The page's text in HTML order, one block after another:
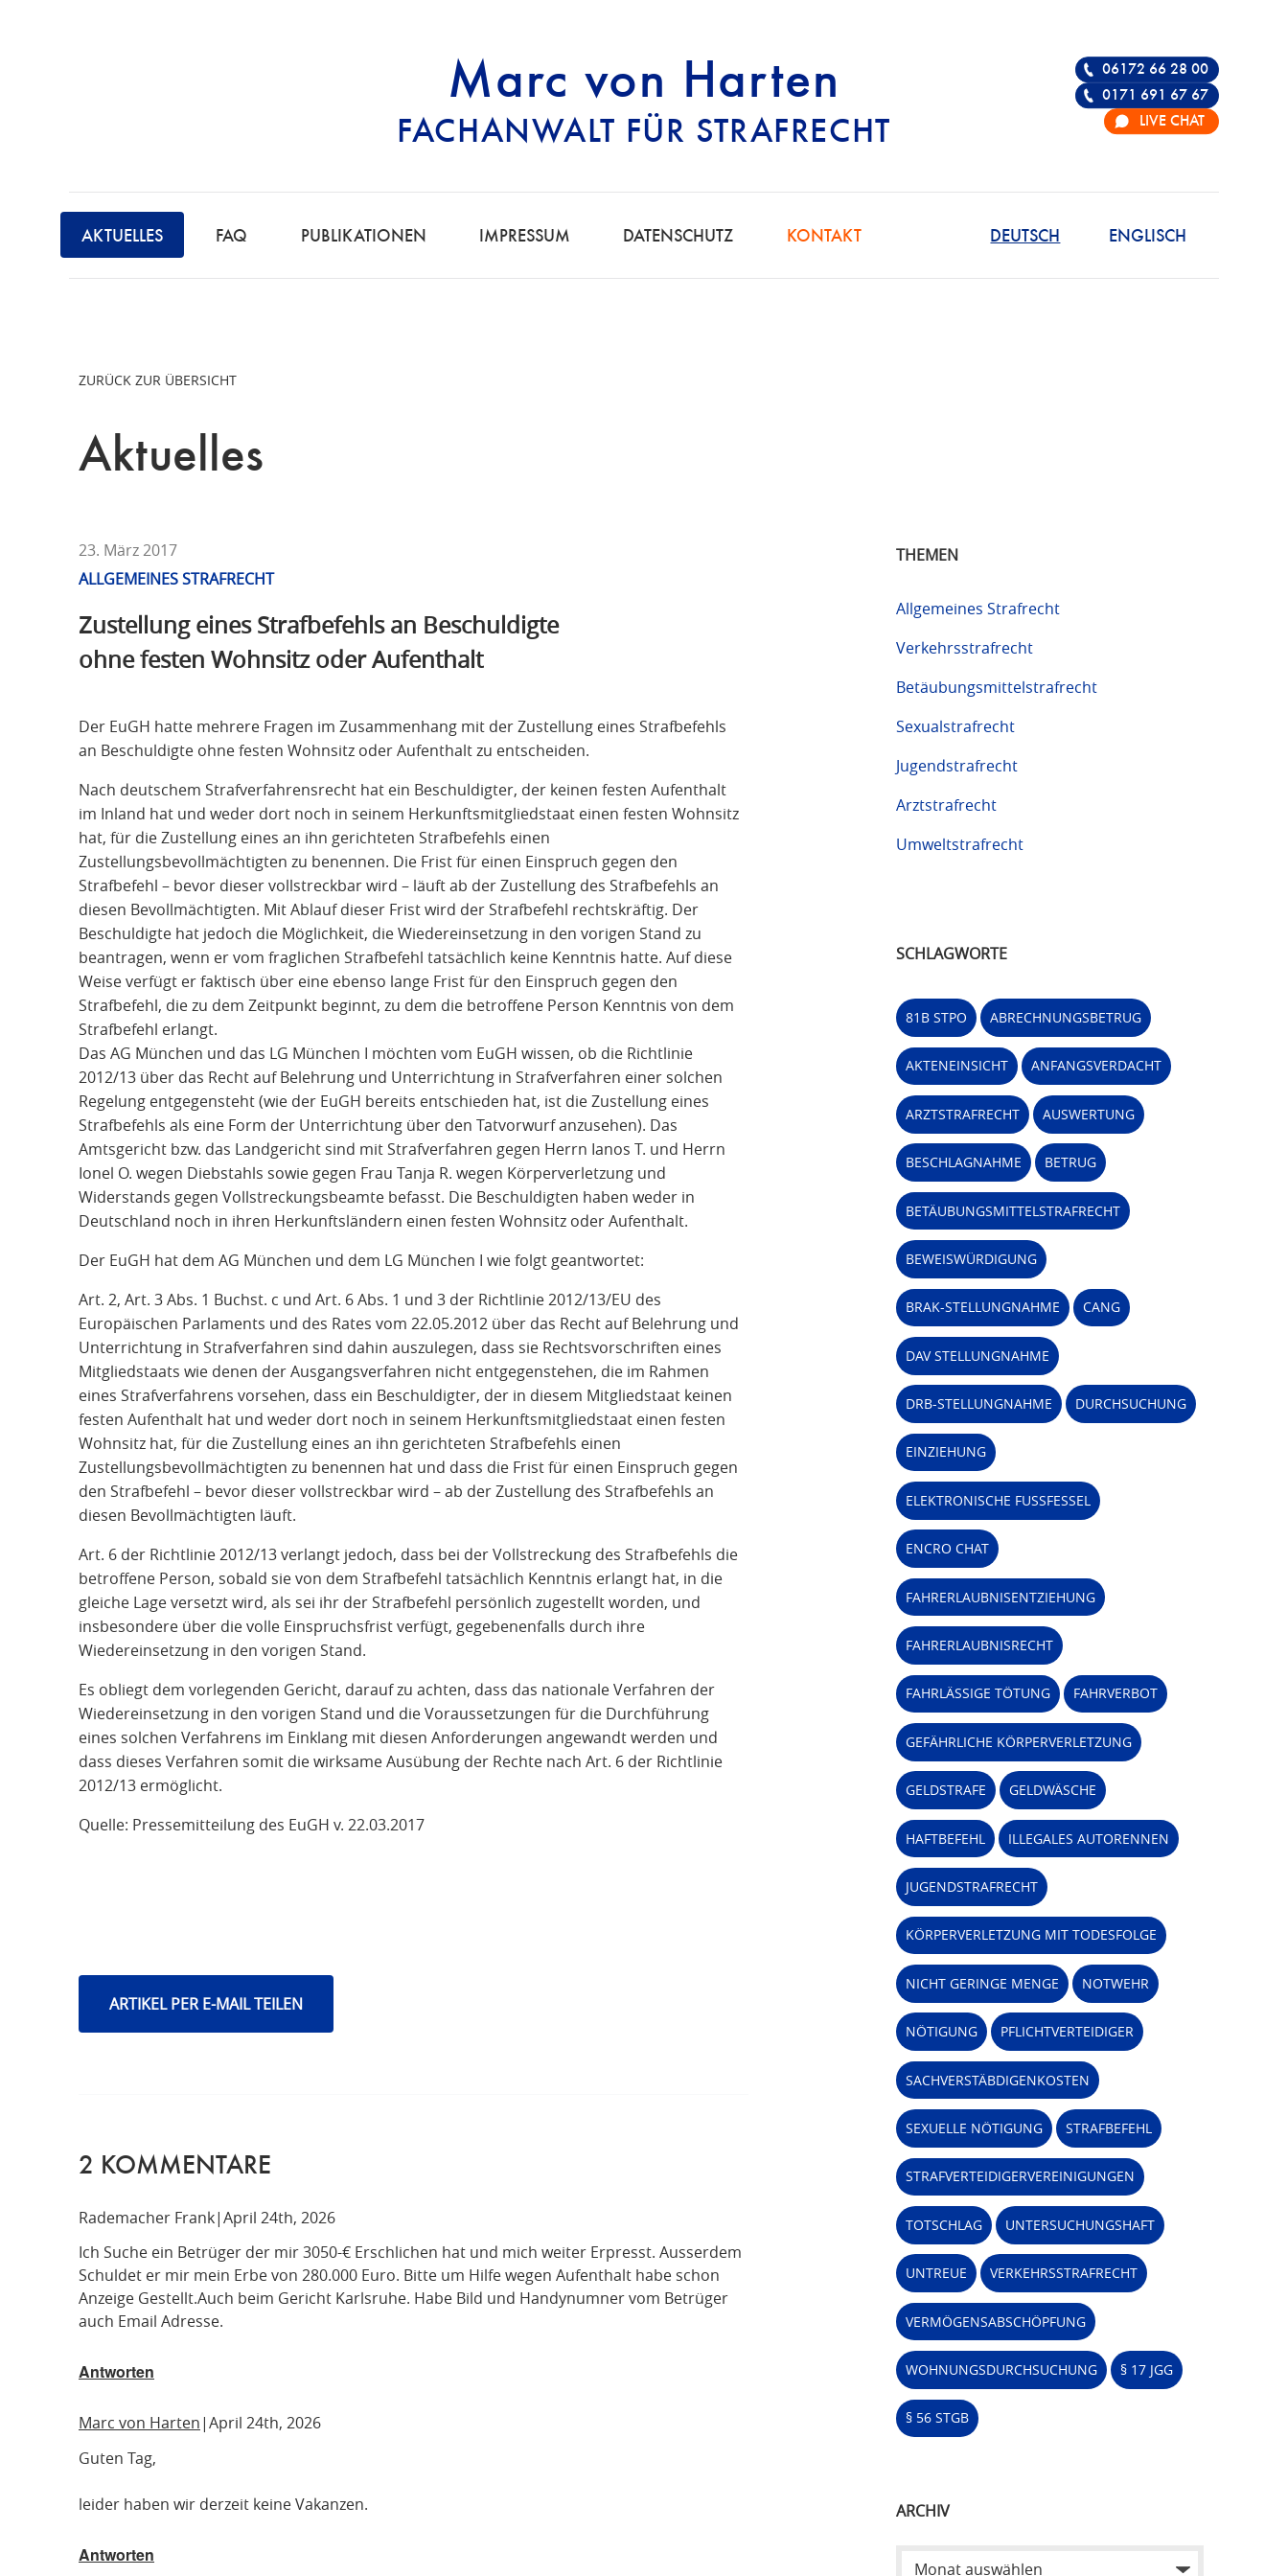
Marc von Harten
FACHANWALT FÜR STRAFRECHT
STRAFRECHT | RECHTSANWALT FÜR DIE
F
C
H
Ü
H
AKTUELLES FAQ PUBLIKATIONEN IMPRESSUM DATENSCHUTZ KONTAKT ENGLISCH
DEUTSCH
06172 66 28 00
0171 691 67 67
LIVE CHAT
ZURÜCK ZUR ÜBERSICHT
Aktuelles
23. März 2017
ALLGEMEINES STRAFRECHT
Zustellung eines Strafbefehls an Beschuldigte
ohne festen Wohnsitz oder Aufenthalt
Der EuGH hatte mehrere Fragen im Zusammenhang mit der Zustellung eines Strafbefehls
an Beschuldigte ohne festen Wohnsitz oder Aufenthalt zu entscheiden.
Nach deutschem Strafverfahrensrecht hat ein Beschuldigter, der keinen festen Aufenthalt
im Inland hat und weder dort noch in seinem Herkunftsmitgliedstaat einen festen Wohnsitz
hat, für die Zustellung eines an ihn gerichteten Strafbefehls einen
Zustellungsbevollmächtigten zu benennen. Die Frist für einen Einspruch gegen den
Strafbefehl – bevor dieser vollstreckbar wird – läuft ab der Zustellung des Strafbefehls an
diesen Bevollmächtigten. Mit Ablauf dieser Frist wird der Strafbefehl rechtskräftig. Der
Beschuldigte hat jedoch die Möglichkeit, die Wiedereinsetzung in den vorigen Stand zu
beantragen, wenn er vom fraglichen Strafbefehl tatsächlich keine Kenntnis hatte. Auf diese
Weise verfügt er faktisch über eine ebenso lange Frist für den Einspruch gegen den
Strafbefehl, die zu dem Zeitpunkt beginnt, zu dem die betroffene Person Kenntnis von dem
Strafbefehl erlangt.
Das AG München und das LG München I möchten vom EuGH wissen, ob die Richtlinie
2012/13 über das Recht auf Belehrung und Unterrichtung in Strafverfahren einer solchen
Regelung entgegensteht (wie der EuGH bereits entschieden hat, ist die Zustellung eines
Strafbefehls als eine Form der Unterrichtung über den Tatvorwurf anzusehen). Das
Amtsgericht bzw. das Landgericht sind mit Strafverfahren gegen Herrn Ianos T. und Herrn
Ionel O. wegen Diebstahls sowie gegen Frau Tanja R. wegen Körperverletzung und
Widerstands gegen Vollstreckungsbeamte befasst. Die Beschuldigten haben weder in
Deutschland noch in ihren Herkunftsländern einen festen Wohnsitz oder Aufenthalt.
Der EuGH hat dem AG München und dem LG München I wie folgt geantwortet:
Art. 2, Art. 3 Abs. 1 Buchst. c und Art. 6 Abs. 1 und 3 der Richtlinie 2012/13/EU des
Europäischen Parlaments und des Rates vom 22.05.2012 über das Recht auf Belehrung und
Unterrichtung in Strafverfahren sind dahin auszulegen, dass sie Rechtsvorschriften eines
Mitgliedstaats wie denen der Ausgangsverfahren nicht entgegenstehen, die im Rahmen
eines Strafverfahrens vorsehen, dass ein Beschuldigter, der in diesem Mitgliedstaat keinen
festen Aufenthalt hat und weder dort noch in seinem Herkunftsmitgliedstaat einen festen
Wohnsitz hat, für die Zustellung eines an ihn gerichteten Strafbefehls einen
Zustellungsbevollmächtigten zu benennen hat und dass die Frist für einen Einspruch gegen
den Strafbefehl – bevor dieser vollstreckbar wird – ab der Zustellung des Strafbefehls an
diesen Bevollmächtigten läuft.
Art. 6 der Richtlinie 2012/13 verlangt jedoch, dass bei der Vollstreckung des Strafbefehls die
betroffene Person, sobald sie von dem Strafbefehl tatsächlich Kenntnis erlangt hat, in die
gleiche Lage versetzt wird, als sei ihr der Strafbefehl persönlich zugestellt worden, und
insbesondere über die volle Einspruchsfrist verfügt, gegebenenfalls durch ihre
Wiedereinsetzung in den vorigen Stand.
Es obliegt dem vorlegenden Gericht, darauf zu achten, dass das nationale Verfahren der
Wiedereinsetzung in den vorigen Stand und die Voraussetzungen für die Durchführung
eines solchen Verfahrens im Einklang mit diesen Anforderungen angewandt werden und
dass dieses Verfahren somit die wirksame Ausübung der Rechte nach Art. 6 der Richtlinie
2012/13 ermöglicht.
Quelle: Pressemitteilung des EuGH v. 22.03.2017
ARTIKEL PER E-MAIL TEILEN
2 KOMMENTARE
Rademacher Frank April 24th, 2026
Ich Suche ein Betrüger der mir 3050-€ Erschlichen hat und mich weiter Erpresst. Ausserdem
Schuldet er mir mein Erbe von 280.000 Euro. Bitte um Hilfe wegen Aufenthalt habe schon
Anzeige Gestellt.Auch beim Gericht Karlsruhe. Habe Bild und Handynumner vom Betrüger
auch Email Adresse.
Antworten
Marc von Harten April 24th, 2026
Guten Tag,
leider haben wir derzeit keine Vakanzen.
Antworten
THEMEN
Allgemeines Strafrecht
Verkehrsstrafrecht
Betäubungsmittelstrafrecht
Sexualstrafrecht
Jugendstrafrecht
Arztstrafrecht
Umweltstrafrecht
SCHLAGWORTE
81B STPO ABRECHNUNGSBETRUG
AKTENEINSICHT ANFANGSVERDACHT
ARZTSTRAFRECHT AUSWERTUNG
BESCHLAGNAHME BETRUG
BETÄUBUNGSMITTELSTRAFRECHT
BEWEISWÜRDIGUNG
BRAK-STELLUNGNAHME CANG
DAV STELLUNGNAHME
DRB-STELLUNGNAHME DURCHSUCHUNG
EINZIEHUNG
ELEKTRONISCHE FUSSFESSEL
ENCRO CHAT
FAHRERLAUBNISENTZIEHUNG
FAHRERLAUBNISRECHT
FAHRLÄSSIGE TÖTUNG FAHRVERBOT
GEFÄHRLICHE KÖRPERVERLETZUNG
GELDSTRAFE GELDWÄSCHE
HAFTBEFEHL ILLEGALES AUTORENNEN
JUGENDSTRAFRECHT
KÖRPERVERLETZUNG MIT TODESFOLGE
NICHT GERINGE MENGE NOTWEHR
NÖTIGUNG PFLICHTVERTEIDIGER
SACHVERSTÄBDIGENKOSTEN
SEXUELLE NÖTIGUNG STRAFBEFEHL
STRAFVERTEIDIGERVEREINIGUNGEN
TOTSCHLAG UNTERSUCHUNGSHAFT
UNTREUE VERKEHRSSTRAFRECHT
VERMÖGENSABSCHÖPFUNG
WOHNUNGSDURCHSUCHUNG § 17 JGG
§ 56 STGB
ARCHIV